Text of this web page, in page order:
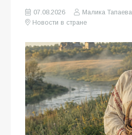
07.08.2026
Малика Тапаева
Новости в стране